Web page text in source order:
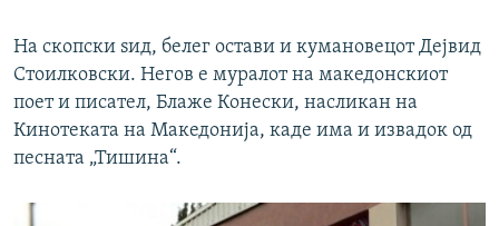
На скопски ѕид, белег остави и кумановецот Дејвид
Стоилковски. Негов е муралот на македонскиот
поет и писател, Блаже Конески, насликан на
Кинотеката на Македонија, каде има и извадок од
песната „Тишина“.